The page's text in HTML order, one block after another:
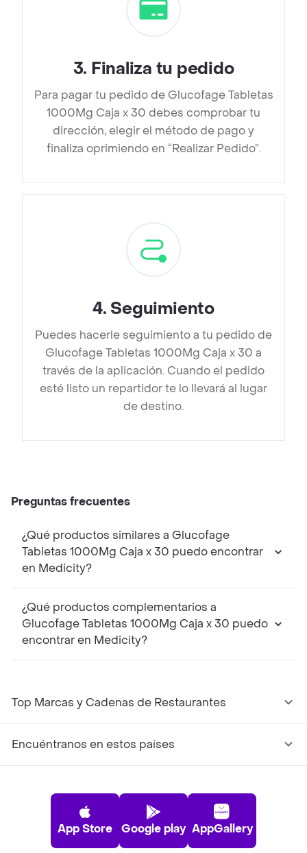
3. Finaliza tu pedido
Para pagar tu pedido de Glucofage Tabletas
1000Mg Caja x 30 debes comprobar tu
dirección, elegir el método de pago y
finaliza oprimiendo en “Realizar Pedido”.
4. Seguimiento
Puedes hacerle seguimiento a tu pedido de
Glucofage Tabletas 1000Mg Caja x 30 a
través de la aplicación. Cuando el pedido
esté listo un repartidor te lo llevará al lugar
de destino.
Preguntas frecuentes
¿Qué productos similares a Glucofage
Tabletas 1000Mg Caja x 30 puedo encontrar
en Medicity?
¿Qué productos complementarios a
Glucofage Tabletas 1000Mg Caja x 30 puedo
encontrar en Medicity?
Top Marcas y Cadenas de Restaurantes
Encuéntranos en estos países
App Store Google play AppGallery